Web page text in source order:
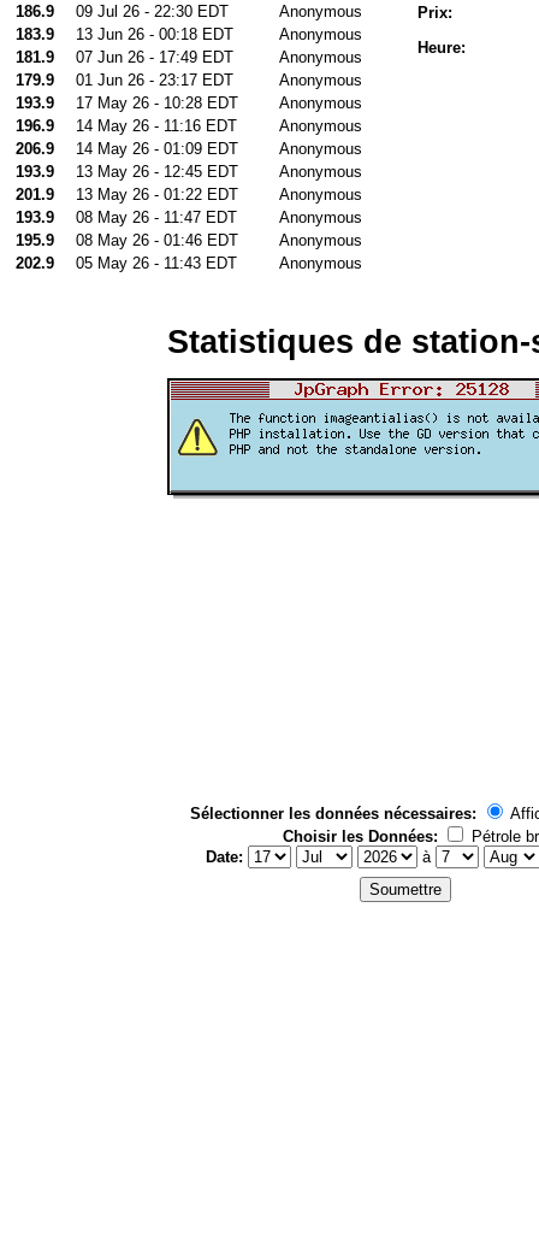
186.9
09 Jul 26 - 22:30 EDT
Anonymous
183.9
13 Jun 26 - 00:18 EDT
Anonymous
181.9
07 Jun 26 - 17:49 EDT
Anonymous
179.9
01 Jun 26 - 23:17 EDT
Anonymous
193.9
17 May 26 - 10:28 EDT
Anonymous
196.9
14 May 26 - 11:16 EDT
Anonymous
206.9
14 May 26 - 01:09 EDT
Anonymous
193.9
13 May 26 - 12:45 EDT
Anonymous
201.9
13 May 26 - 01:22 EDT
Anonymous
193.9
08 May 26 - 11:47 EDT
Anonymous
195.9
08 May 26 - 01:46 EDT
Anonymous
202.9
05 May 26 - 11:43 EDT Anonymous
Prix:
Heure:
Statistiques de station-
Sélectionner les données nécessaires:
Choisir les Données:
Pétrole
Date:
à